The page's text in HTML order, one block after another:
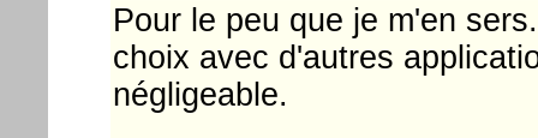
Pour le peu que je m'en
choix avec d'autres
négligeable.